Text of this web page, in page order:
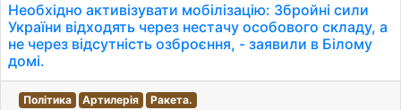
Необхідно активізувати мобілізацію: Збройні сили
України відходять через нестачу особового складу, а
не через відсутність озброєння, - заявили в Білому
домі.
Політика Артилерія Ракета.